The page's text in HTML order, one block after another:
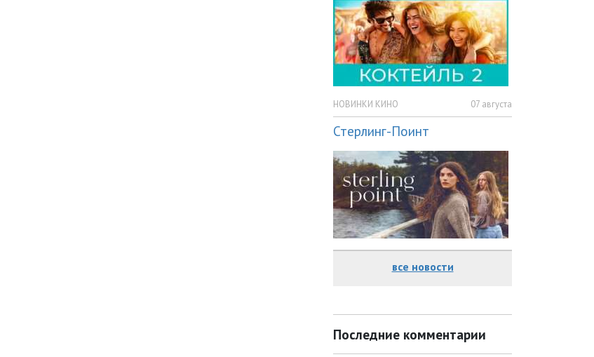
НОВИНКИ КИНО 07 августа
Стерлинг-Поинт
все новости
Последние комментарии